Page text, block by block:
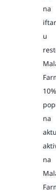
na
u
10%
na
na